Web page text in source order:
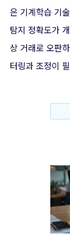
은 기계학습 기
탐지 정확도가
상 거래로 오판
터링과 조정이